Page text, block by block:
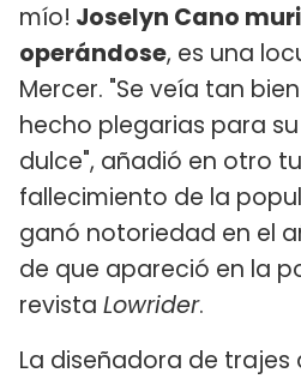
mío! Joselyn Cano
operándose, es una
Mercer. "Se veía tan
hecho plegarias para
dulce", añadió en otro
fallecimiento de la
ganó notoriedad en el
de que apareció en la
revista Lowrider.
La diseñadora de